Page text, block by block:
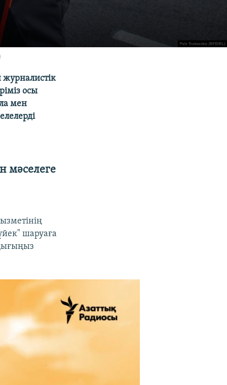
осы
мен
мәселеге
шаруаға